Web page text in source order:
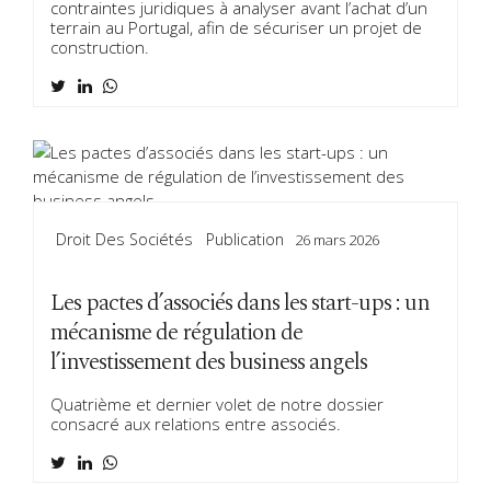
contraintes juridiques à analyser avant l’achat d’un
terrain au Portugal, afin de sécuriser un projet de
construction.
Droit Des Sociétés Publication 26 mars 2026
Les pactes d’associés dans les start-ups : un
mécanisme de régulation de
l’investissement des business angels
Quatrième et dernier volet de notre dossier
consacré aux relations entre associés.